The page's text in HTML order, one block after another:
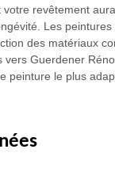
revêtement
Les peintures
des matériaux
vers Guerdener
peinture le plus